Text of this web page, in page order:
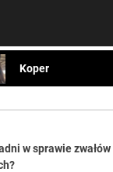
Uwaga Dębieńsko
Ilu mieszkańców
Dość
w sprawie zwałów